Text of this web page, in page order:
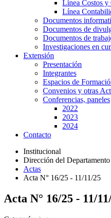
Línea Costos y
Línea
Documentos
Documentos de
Documentos de
Investigaciones en
Extensión
Presentación
Integrantes
Espacios de
Convenios y otras
Conferencias, paneles
2022
2023
2024
Contacto
Institucional
Dirección del Departamento
Actas
Acta N° 16/25 - 11/11/25
Acta N° 16/25 - 11/